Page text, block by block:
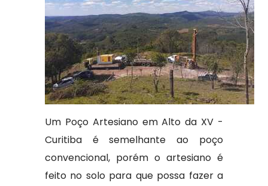
Um Poço Artesiano em Alto da XV -
Curitiba é semelhante ao poço
convencional, porém o artesiano é
feito no solo para que possa fazer a